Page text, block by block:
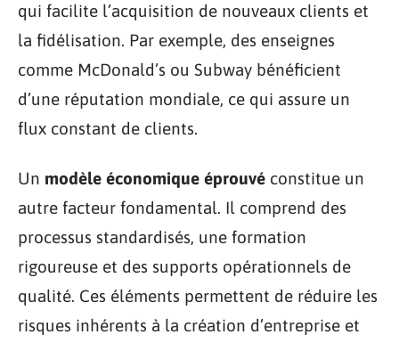
qui facilite l’acquisition de nouveaux clients et
la fidélisation. Par exemple, des enseignes
comme McDonald’s ou Subway bénéficient
d’une réputation mondiale, ce qui assure un
flux constant de clients.
Un modèle économique éprouvé constitue un
autre facteur fondamental. Il comprend des
processus standardisés, une formation
rigoureuse et des supports opérationnels de
qualité. Ces éléments permettent de réduire les
risques inhérents à la création d’entreprise et